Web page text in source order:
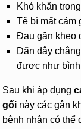
Khó khăn
Tê bì mất cảm
Đau gân kheo
Dãn dây
được như
Sau khi áp dụng
gối này các gân
bệnh nhân có